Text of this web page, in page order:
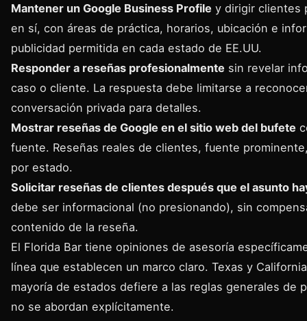
Mantener un Google Business Profile y dirigir clientes
en sí, con áreas de práctica, horarios, ubicación e
publicidad permitida en cada estado de EE.UU.
Responder a reseñas profesionalmente sin revelar
caso o cliente. La respuesta debe limitarse a
conversación privada para detalles.
Mostrar reseñas de Google en el sitio web del bufete
fuente. Reseñas reales de clientes, fuente
por estado.
Solicitar reseñas de clientes después que el asunto
debe ser informacional (no presionando), sin
contenido de la reseña.
El Florida Bar tiene opiniones de asesoría
línea que establecen un marco claro. Texas y
mayoría de estados defiere a las reglas generales de
no se abordan explícitamente.